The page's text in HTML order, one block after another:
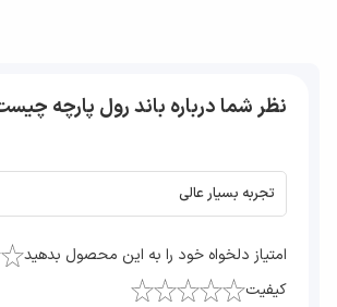
نظر شما درباره باند رول پارچه
امتیاز دلخواه خود را به این محصول بدهید
کیفیت